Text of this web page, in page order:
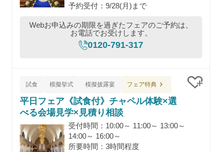
予約受付：9/28(月)まで
Webお申込みの期限を過ぎたフェアのご予約は、
お電話でお受けします。
0120-791-317
試食 模擬挙式 模擬披露宴 フェア特典
平日フェア《試食付》チャペル体験×選
べる会場見学×見積り相談
受付時間：10:00～ 11:00～ 13:00～
14:00～ 16:00～
所要時間：3時間程度